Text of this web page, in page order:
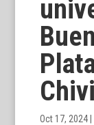
Oct 17, 2024|